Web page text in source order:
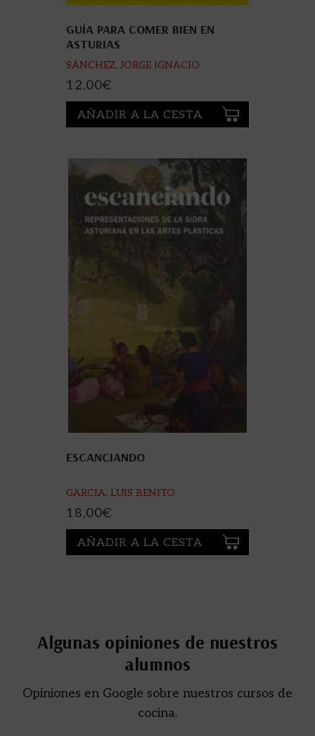
GUÍA PARA COMER BIEN EN
ASTURIAS
SÁNCHEZ, JORGE IGNACIO
12,00€
AÑADIR A LA CESTA
ESCANCIANDO
GARCIA, LUIS BENITO
18,00€
AÑADIR A LA CESTA
Algunas opiniones de nuestros
alumnos
Opiniones en Google sobre nuestros cursos de
cocina.